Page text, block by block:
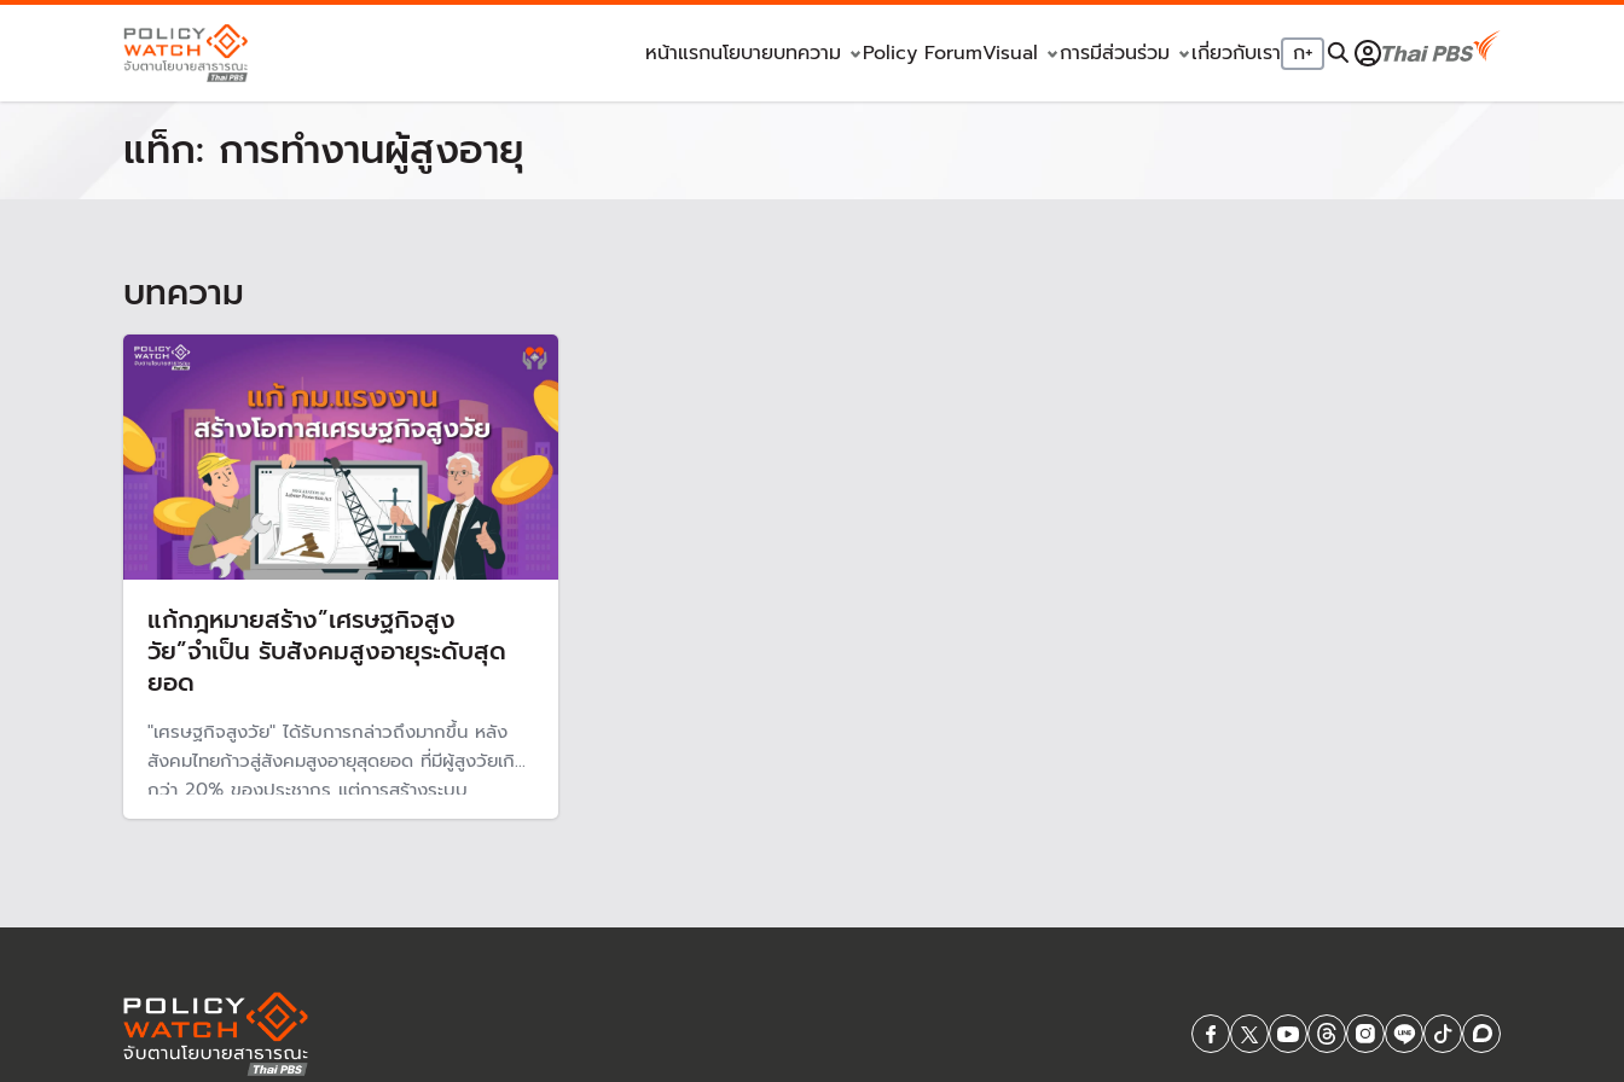
หน้าแรกนโยบายบทความ Policy ForumVisual การมีส่วนร่วม เกี่ยวกับเรา ก+
แท็ก: การทำงานผู้สูงอายุ
บทความ
แก้กฎหมายสร้าง”เศรษฐกิจสูง
วัย”จำเป็น รับสังคมสูงอายุระดับสุด
ยอด
"เศรษฐกิจสูงวัย" ได้รับการกล่าวถึงมากขึ้น หลัง
สังคมไทยก้าวสู่สังคมสูงอายุสุดยอด ที่มีผู้สูงวัยเกิน
กว่า 20% ของประชากร แต่การสร้างระบบ
เศรษฐกิจสูงวัย จำเป็นต้องแก้กฎหมายและกฎ